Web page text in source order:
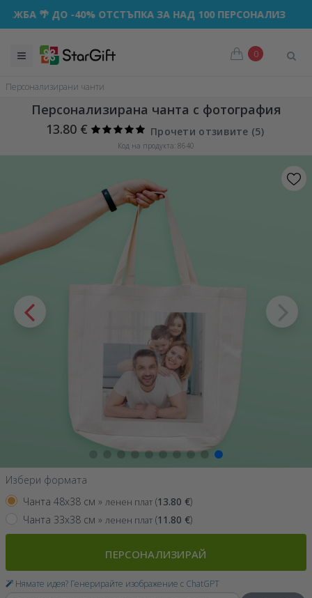
ДО -40% ОТСТЪПКА ЗА НАД 100 ПЕРСОНАЛИЗИРАНИ
0
Персонализирани чанти
Персонализирана чанта с фотография
13.80 €
Прочети отзивите (5)
Код на продукта: 8640
Избери формата
Чанта 48x38 см » ленен плат (13.80 €)
Чанта 33x38 см » ленен плат (11.80 €)
ПЕРСОНАЛИЗИРАЙ
Нямате идея? Генерирайте изображение с ChatGPT